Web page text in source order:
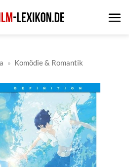
» Komödie & Romantik